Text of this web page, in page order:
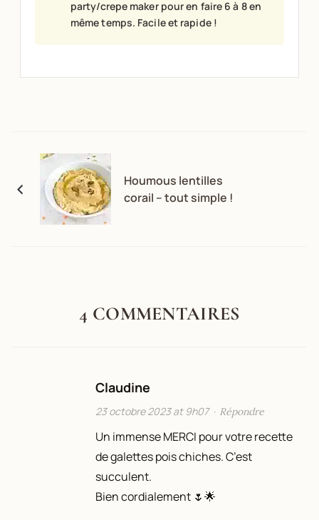
party/crepe maker pour en faire 6 à 8 en
même temps. Facile et rapide !
Houmous lentilles
corail – tout simple !
4 COMMENTAIRES
Claudine
23 octobre 2023 at 9h07· Répondre
Un immense MERCI pour votre recette
de galettes pois chiches. C’est
succulent.
Bien cordialement 🌷🌟